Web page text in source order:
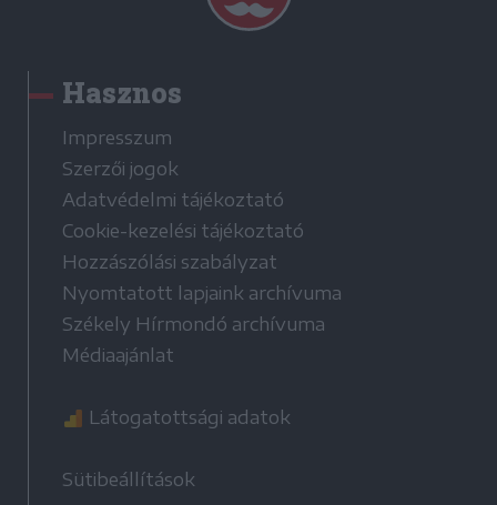
Hasznos
Impresszum
Szerzői jogok
Adatvédelmi tájékoztató
Cookie-kezelési tájékoztató
Hozzászólási szabályzat
Nyomtatott lapjaink archívuma
Székely Hírmondó archívuma
Médiaajánlat
Látogatottsági adatok
Sütibeállítások